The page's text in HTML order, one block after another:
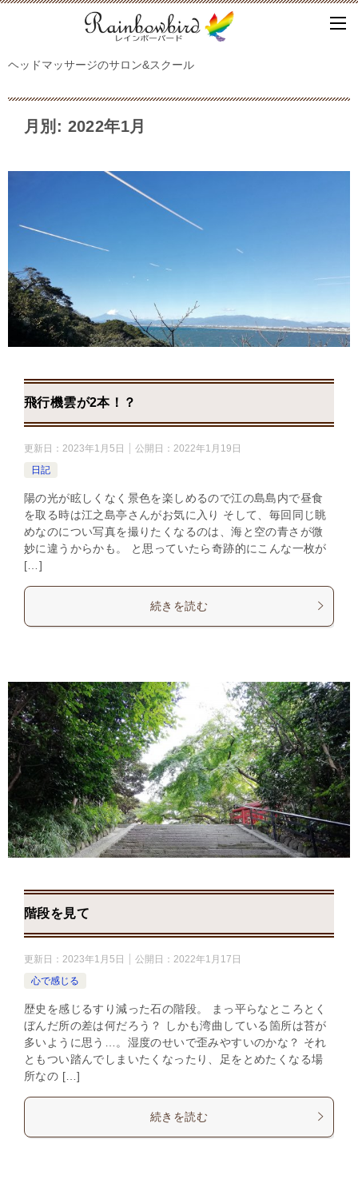
ヘッドマッサージのサロン&スクール
月別: 2022年1月
飛行機雲が2本！？
更新日： 2023年1月5日 公開日： 2022年1月19日
日記
陽の光が眩しくなく景色を楽しめるので江の島島内で昼食
を取る時は江之島亭さんがお気に入り そして、毎回同じ眺
めなのについ写真を撮りたくなるのは、海と空の青さが微
妙に違うからかも。 と思っていたら奇跡的にこんな一枚が
[…]
続きを読む
階段を見て
更新日： 2023年1月5日 公開日： 2022年1月17日
心で感じる
歴史を感じるすり減った石の階段。 まっ平らなところとく
ぼんだ所の差は何だろう？ しかも湾曲している箇所は苔が
多いように思う…。湿度のせいで歪みやすいのかな？ それ
ともつい踏んでしまいたくなったり、足をとめたくなる場
所なの […]
続きを読む